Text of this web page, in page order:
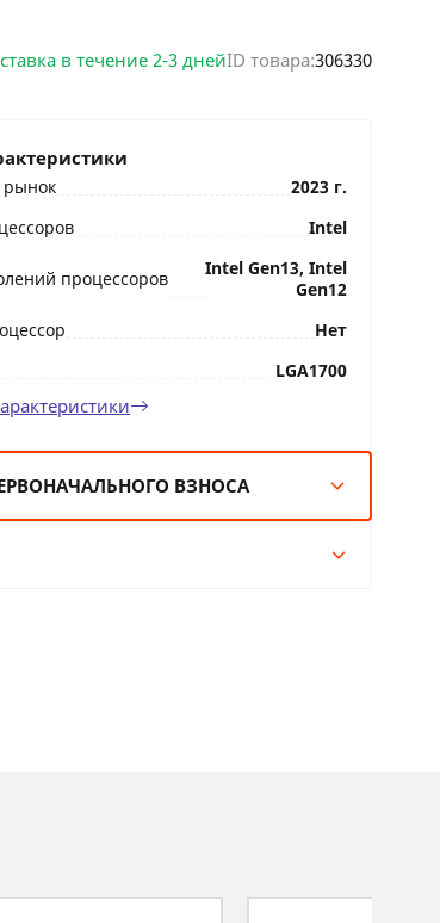
в течение 2-3 днейID товара:306330
рынок
2023 г.
Intel
процессоров
Intel Gen13, Intel
Gen12
Нет
LGA1700
ВЗНОСА